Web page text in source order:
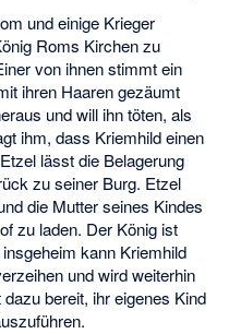
und einige Krieger
Roms Kirchen zu
von ihnen stimmt ein
ihren Haaren gezäumt
und will ihn töten, als
ihm, dass Kriemhild einen
lässt die Belagerung
zu seiner Burg. Etzel
die Mutter seines Kindes
zu laden. Der König ist
kann Kriemhild
und wird weiterhin
bereit, ihr eigenes Kind